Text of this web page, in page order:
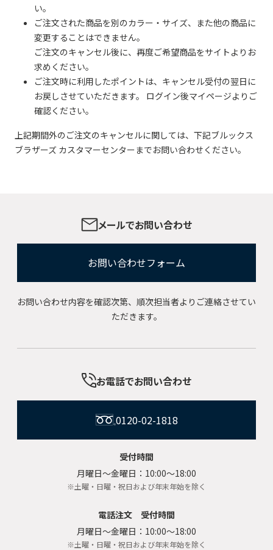
い。
ご注文された商品を別のカラー・サイズ、また他の商品に
変更することはできません。
ご注文のキャンセル後に、再度ご希望商品をサイトよりお
求めください。
ご注文時に利用したポイントは、キャンセル受付の翌日に
お戻しさせていただきます。 ログイン後マイページよりご
確認ください。
上記期間外のご注文のキャンセルに関しては、下記ブルックス
ブラザーズ カスタマーセンターまでお問い合わせください。
メールでお問い合わせ
お問い合わせフォーム
お問い合わせ内容を確認次第、順次担当者よりご連絡させてい
ただきます。
お電話でお問い合わせ
0120-02-1818
受付時間
月曜日〜金曜日：10:00〜18:00
※土曜・日曜・祝日および年末年始を除く
電話注文 受付時間
月曜日〜金曜日：10:00〜18:00
※土曜・日曜・祝日および年末年始を除く